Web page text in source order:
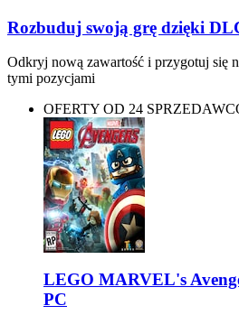
Rozbuduj swoją grę dzięki
Odkryj nową zawartość i przygotuj się
tymi pozycjami
OFERTY OD 24
LEGO MARVEL's
PC